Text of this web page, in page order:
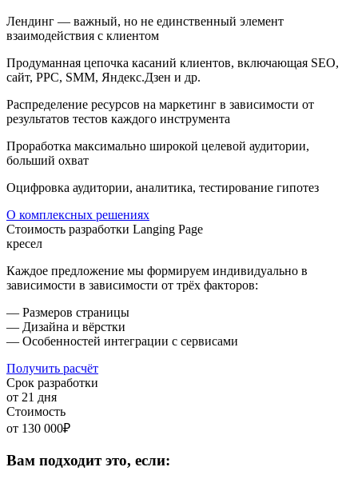
Лендинг — важный, но не единственный элемент
взаимодействия с клиентом
Продуманная цепочка касаний клиентов, включающая SEO,
сайт, PPC, SMM, Яндекс.Дзен и др.
Распределение ресурсов на маркетинг в зависимости от
результатов тестов каждого инструмента
Проработка максимально широкой целевой аудитории,
больший охват
Оцифровка аудитории, аналитика, тестирование гипотез
О комплексных решениях
Стоимость разработки Langing Page
кресел
Каждое предложение мы формируем индивидуально в
зависимости в зависимости от трёх факторов:
— Размеров страницы
— Дизайна и вёрстки
— Особенностей интеграции с сервисами
Получить расчёт
Срок разработки
от 21 дня
Стоимость
от 130 000₽
Вам подходит это, если: